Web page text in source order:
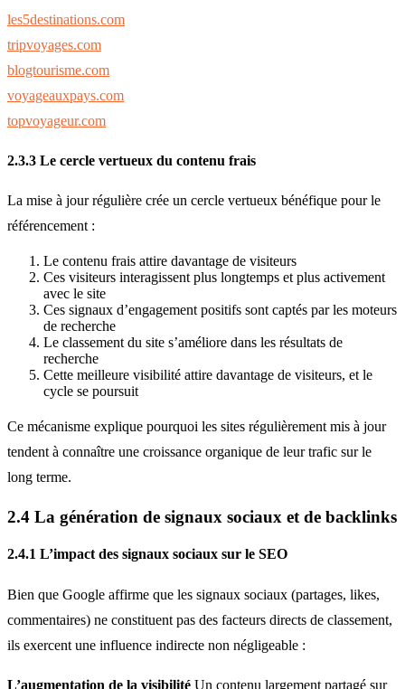
les5destinations.com
tripvoyages.com
blogtourisme.com
voyageauxpays.com
topvoyageur.com
2.3.3 Le cercle vertueux du contenu frais
La mise à jour régulière crée un cercle vertueux bénéfique pour le
référencement :
Le contenu frais attire davantage de visiteurs
Ces visiteurs interagissent plus longtemps et plus activement
avec le site
Ces signaux d’engagement positifs sont captés par les moteurs
de recherche
Le classement du site s’améliore dans les résultats de
recherche
Cette meilleure visibilité attire davantage de visiteurs, et le
cycle se poursuit
Ce mécanisme explique pourquoi les sites régulièrement mis à jour
tendent à connaître une croissance organique de leur trafic sur le
long terme.
2.4 La génération de signaux sociaux et de backlinks
2.4.1 L’impact des signaux sociaux sur le SEO
Bien que Google affirme que les signaux sociaux (partages, likes,
commentaires) ne constituent pas des facteurs directs de classement,
ils exercent une influence indirecte non négligeable :
L’augmentation de la visibilité Un contenu largement partagé sur